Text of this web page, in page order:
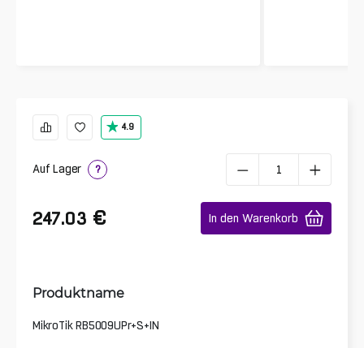
4.9
Auf Lager ?
247.03 € In den Warenkorb
Produktname
MikroTik RB5009UPr+S+IN